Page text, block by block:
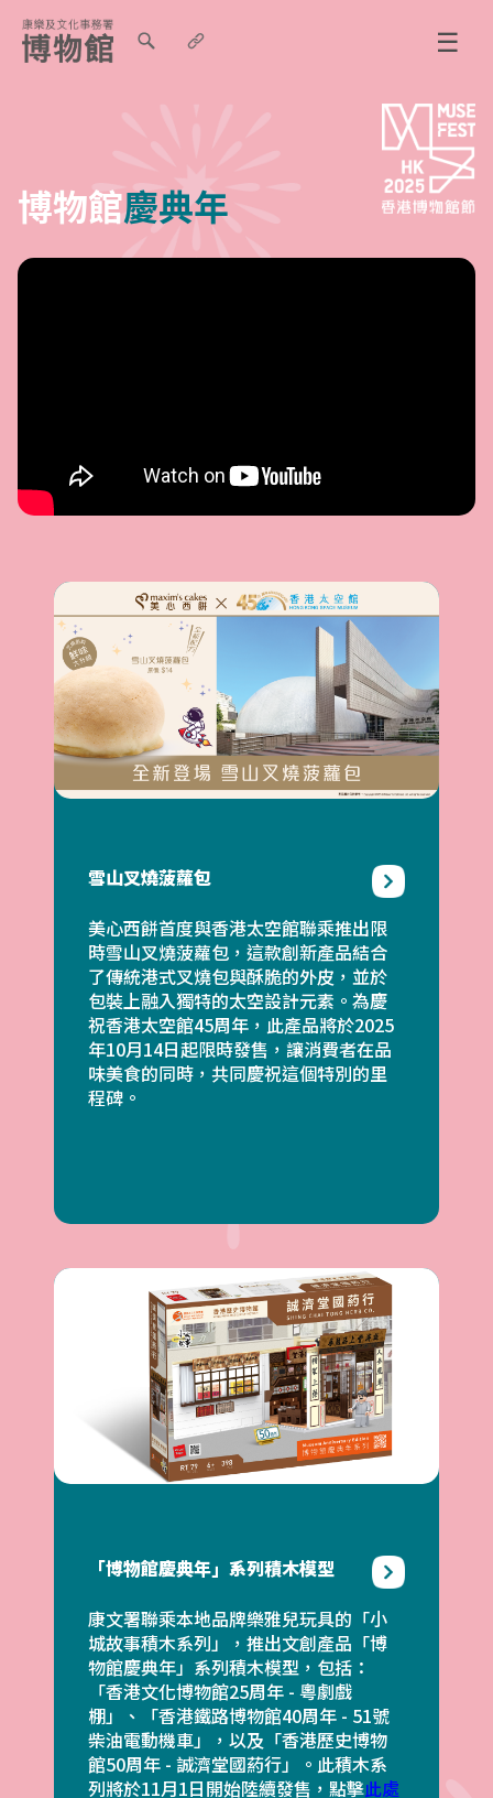
☰
博物館慶典年
雪山叉燒菠蘿包
美心西餅首度與香港太空館聯乘推出限
時雪山叉燒菠蘿包，這款創新產品結合
了傳統港式叉燒包與酥脆的外皮，並於
包裝上融入獨特的太空設計元素。為慶
祝香港太空館45周年，此產品將於2025
年10月14日起限時發售，讓消費者在品
味美食的同時，共同慶祝這個特別的里
程碑。
「博物館慶典年」系列積木模型
康文署聯乘本地品牌樂雅兒玩具的「小
城故事積木系列」，推出文創產品「博
物館慶典年」系列積木模型，包括：
「香港文化博物館25周年 - 粵劇戲
棚」、「香港鐵路博物館40周年 - 51號
柴油電動機車」，以及「香港歷史博物
館50周年 - 誠濟堂國葯行」。此積木系
列將於11月1日開始陸續發售，點擊此處